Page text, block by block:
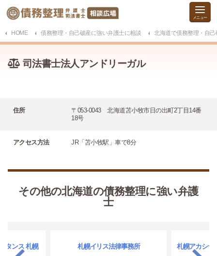
HOME 債務整理・自己破産に強い弁護士に相談 北海道で債務整理・自
司法書士法人アンドリーガル
住所
〒053-0043 北海道苫小牧市日の出町2丁目14番
18号
アクセス方法 JR「苫小牧駅」車で8分
その他の北海道の債務整理に強い弁護
士
タンス 札幌 札幌イリス法律事務所 札幌アカシヤ